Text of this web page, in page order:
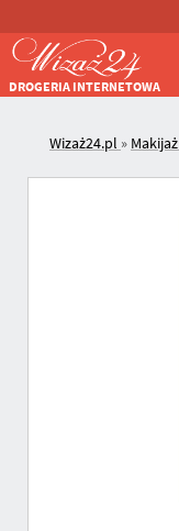
DROGERIA INTERNETOWA
Wizaż24.pl » Makijaż